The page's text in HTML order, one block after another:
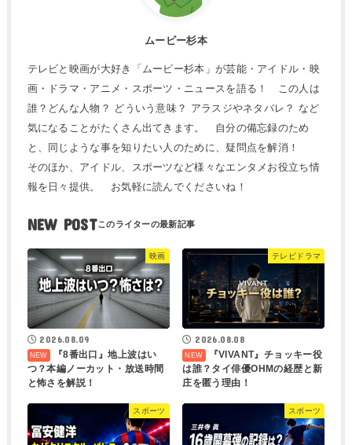
ムービー杉本
テレビと映画が大好き「ムービー杉本」が芸能・アイドル・映
画・ドラマ・アニメ・スポーツ・ニュースを語る！ この人は
誰？どんな人物？ どういう意味？ アラスジやネタバレ？ など
気になることがたくさん出てきます。 自分の備忘録のため
と、同じような事を知りたい人のために、疑問点を解消！
そのほか、アイドル、スポーツなど様々なエンタメお役立ち情
報を日々提供。 お気軽に読んでくださいね！
NEW POST
映画
2026.08.09
『8番出口』地上波はい
つ？本編ノーカット・放送時間
と怖さを解説！
テレビドラマ
2026.08.08
『VIVANT』チョッキー役
は誰？タイ俳優OHMの経歴と新
庄を匿う理由！
スポーツ スポーツ